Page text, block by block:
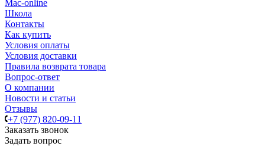
Mac-online
Школа
Контакты
Как купить
Условия оплаты
Условия доставки
Правила возврата товара
Вопрос-ответ
О компании
Новости и статьи
Отзывы
+7 (977) 820-09-11
Заказать звонок
Задать вопрос